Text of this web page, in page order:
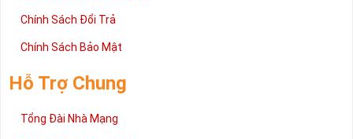
Chính Sách Đổi Trả
Chính Sách Bảo Mật
Hỗ Trợ Chung
Tổng Đài Nhà Mạng